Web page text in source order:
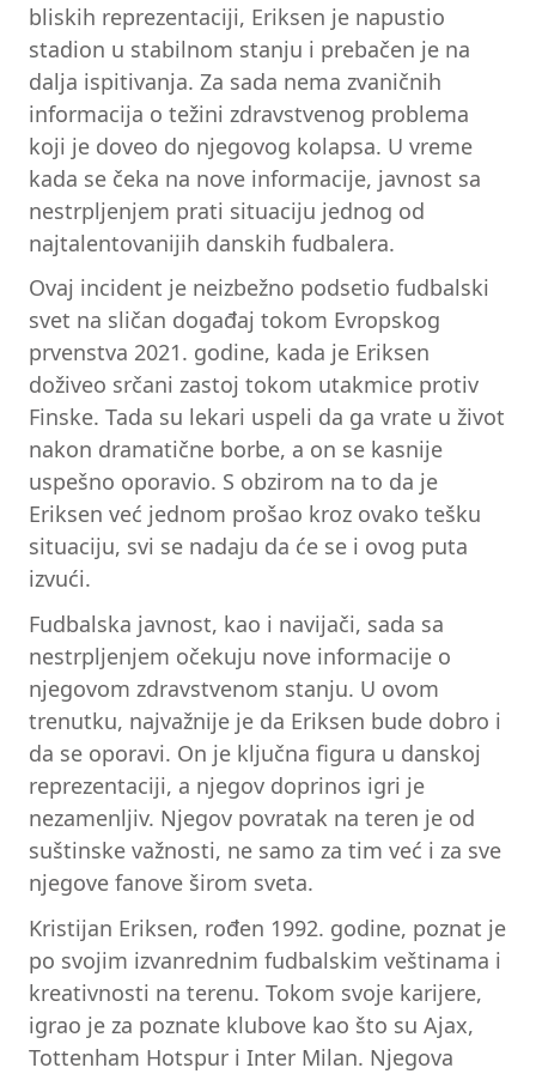
bliskih reprezentaciji, Eriksen je napustio
stadion u stabilnom stanju i prebačen je na
dalja ispitivanja. Za sada nema zvaničnih
informacija o težini zdravstvenog problema
koji je doveo do njegovog kolapsa. U vreme
kada se čeka na nove informacije, javnost sa
nestrpljenjem prati situaciju jednog od
najtalentovanijih danskih fudbalera.
Ovaj incident je neizbežno podsetio fudbalski
svet na sličan događaj tokom Evropskog
prvenstva 2021. godine, kada je Eriksen
doživeo srčani zastoj tokom utakmice protiv
Finske. Tada su lekari uspeli da ga vrate u život
nakon dramatične borbe, a on se kasnije
uspešno oporavio. S obzirom na to da je
Eriksen već jednom prošao kroz ovako tešku
situaciju, svi se nadaju da će se i ovog puta
izvući.
Fudbalska javnost, kao i navijači, sada sa
nestrpljenjem očekuju nove informacije o
njegovom zdravstvenom stanju. U ovom
trenutku, najvažnije je da Eriksen bude dobro i
da se oporavi. On je ključna figura u danskoj
reprezentaciji, a njegov doprinos igri je
nezamenljiv. Njegov povratak na teren je od
suštinske važnosti, ne samo za tim već i za sve
njegove fanove širom sveta.
Kristijan Eriksen, rođen 1992. godine, poznat je
po svojim izvanrednim fudbalskim veštinama i
kreativnosti na terenu. Tokom svoje karijere,
igrao je za poznate klubove kao što su Ajax,
Tottenham Hotspur i Inter Milan. Njegova